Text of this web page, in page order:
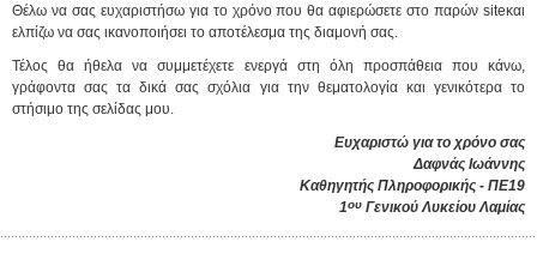
Θέλω να σας ευχαριστήσω για το χρόνο που θα αφιερώσετε στο παρών siteκαι
ελπίζω να σας ικανοποιήσει το αποτέλεσμα της διαμονή σας.
Τέλος θα ήθελα να συμμετέχετε ενεργά στη όλη προσπάθεια που κάνω,
γράφοντα σας τα δικά σας σχόλια για την θεματολογία και γενικότερα το
στήσιμο της σελίδας μου.
Ευχαριστώ για το χρόνο σας
Δαφνάς Ιωάννης
Καθηγητής Πληροφορικής - ΠΕ19
1ου Γενικού Λυκείου Λαμίας